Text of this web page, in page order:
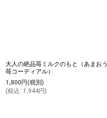
大人の絶品苺ミルクのもと（あまおう
苺コーディアル）
1,800円 (税別)
(税込 : 1,944円)